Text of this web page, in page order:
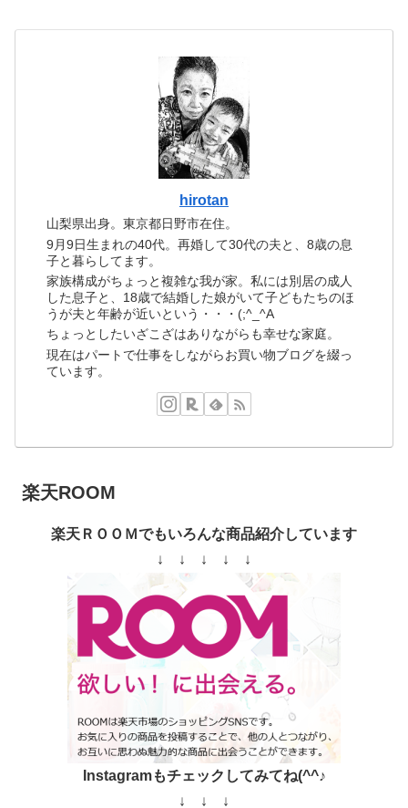
hirotan
山梨県出身。東京都日野市在住。
9月9日生まれの40代。再婚して30代の夫と、8歳の息
子と暮らしてます。
家族構成がちょっと複雑な我が家。私には別居の成人
した息子と、18歳で結婚した娘がいて子どもたちのほ
うが夫と年齢が近いという・・・(;^_^A
ちょっとしたいざこざはありながらも幸せな家庭。
現在はパートで仕事をしながらお買い物ブログを綴っ
ています。
楽天ROOM
楽天ＲＯＯＭでもいろんな商品紹介しています
↓ ↓ ↓ ↓ ↓
Instagramもチェックしてみてね(^^♪
↓ ↓ ↓